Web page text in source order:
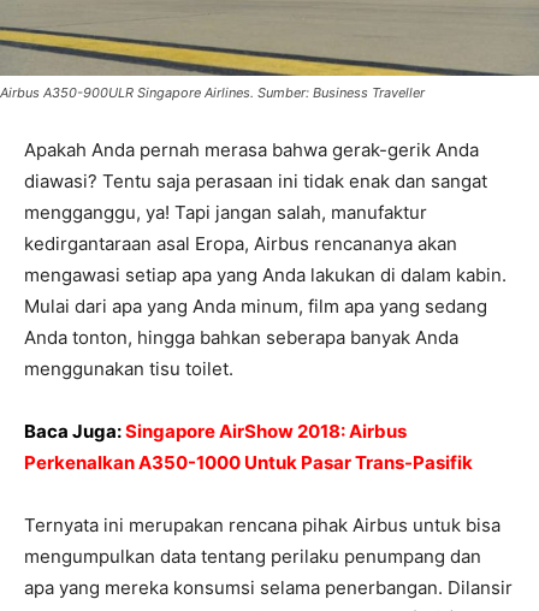
Airbus A350-900ULR Singapore Airlines. Sumber: Business Traveller
Apakah Anda pernah merasa bahwa gerak-gerik Anda
diawasi? Tentu saja perasaan ini tidak enak dan sangat
mengganggu, ya! Tapi jangan salah, manufaktur
kedirgantaraan asal Eropa, Airbus rencananya akan
mengawasi setiap apa yang Anda lakukan di dalam kabin.
Mulai dari apa yang Anda minum, film apa yang sedang
Anda tonton, hingga bahkan seberapa banyak Anda
menggunakan tisu toilet.
Baca Juga:Singapore AirShow 2018: Airbus
Perkenalkan A350-1000 Untuk Pasar Trans-Pasifik
Ternyata ini merupakan rencana pihak Airbus untuk bisa
mengumpulkan data tentang perilaku penumpang dan
apa yang mereka konsumsi selama penerbangan. Dilansir